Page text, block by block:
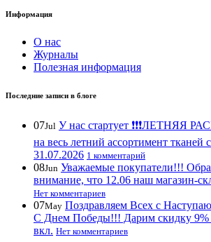
Информация
О нас
Журналы
Полезная информация
Последние записи в блоге
07Jul У нас стартует ❗️❗️❗️ЛЕТНЯЯ
на весь летний ассортимент тканей
31.07.2026 1 комментарий
08Jun Уважаемые покупатели!!!
внимание, что 12.06 наш магазин-
Нет комментариев
07May Поздравляем Всех с
С Днем Победы!!! Дарим скидку 9%
вкл. Нет комментариев